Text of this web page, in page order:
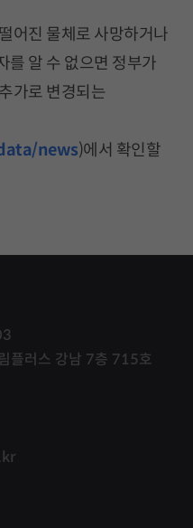
어진 물체로 사망하거나
를 알 수 없으면 정부가
가로 변경되는
news)에서 확인할
플러스 강남 7층 715호